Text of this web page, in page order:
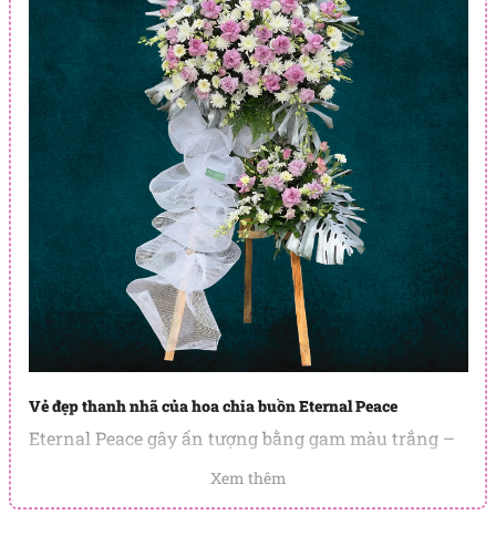
Vẻ đẹp thanh nhã của hoa chia buồn Eternal Peace
Eternal Peace gây ấn tượng bằng gam màu trắng –
Xem thêm